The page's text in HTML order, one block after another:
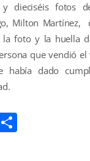
dieciséis fotos
Milton
la foto y la huella
que vendió
había dado